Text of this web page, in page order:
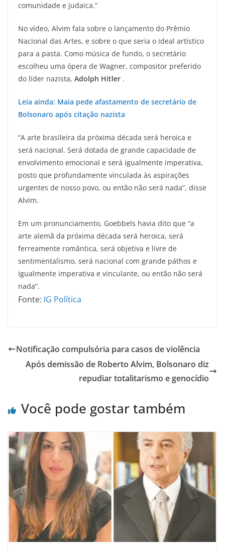
comunidade e judaica.”
No vídeo, Alvim fala sobre o lançamento do Prêmio
Nacional das Artes, e sobre o que seria o ideal artístico
para a pasta. Como música de fundo, o secretário
escolheu uma ópera de Wagner, compositor preferido
do líder nazista, Adolph Hitler .
Leia ainda: Maia pede afastamento de secretário de
Bolsonaro após citação nazista
“A arte brasileira da próxima década será heroica e
será nacional. Será dotada de grande capacidade de
envolvimento emocional e será igualmente imperativa,
posto que profundamente vinculada às aspirações
urgentes de nosso povo, ou então não será nada”, disse
Alvim.
Em um pronunciamento, Goebbels havia dito que “a
arte alemã da próxima década será heroica, será
ferreamente romântica, será objetiva e livre de
sentimentalismo, será nacional com grande páthos e
igualmente imperativa e vinculante, ou então não será
nada”.
Fonte: IG Política
Notificação compulsória para casos de violência
Após demissão de Roberto Alvim, Bolsonaro diz
repudiar totalitarismo e genocídio
Você pode gostar também